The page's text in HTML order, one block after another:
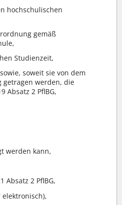
hochschulischen
gemäß
Studienzeit,
soweit sie von dem
getragen werden, die
Absatz 2 PflBG,
werden kann,
Absatz 2 PflBG,